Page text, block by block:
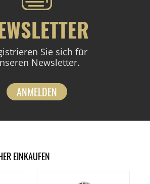
Sie sich für
Newsletter.
ANMELDEN
EINKAUFEN